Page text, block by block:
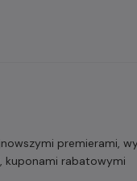
premierami,
kuponami rabatowymi